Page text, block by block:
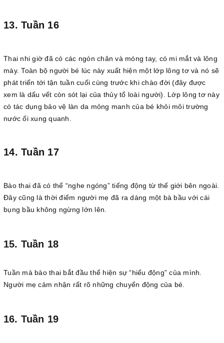
13. Tuần 16
Thai nhi giờ đã có các ngón chân và móng tay, có mi mắt và lông
mày. Toàn bộ người bé lúc này xuất hiện một lớp lông tơ và nó sẽ
phát triển tới tận tuần cuối cùng trước khi chào đời (đây được
xem là dấu vết còn sót lại của thủy tổ loài người). Lớp lông tơ này
có tác dụng bảo vệ làn da mỏng manh của bé khỏi môi trường
nước ối xung quanh.
14. Tuần 17
Bào thai đã có thể “nghe ngóng” tiếng động từ thế giới bên ngoài.
Đây cũng là thời điểm người mẹ đã ra dáng một bà bầu với cái
bụng bầu không ngừng lớn lên.
15. Tuần 18
Tuần mà bào thai bắt đầu thể hiện sự “hiếu động” của mình.
Người mẹ cảm nhận rất rõ những chuyển động của bé.
16. Tuần 19